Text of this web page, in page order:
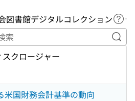
図書館デジタルコレクション ヘ
キ
クロージャー
米国財務会計基準の動向